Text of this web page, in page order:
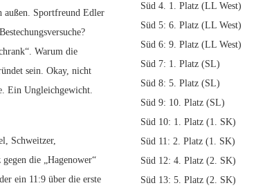
außen. Sportfreund Edler
Warum die
sein. Okay, nicht
Ein Ungleichgewicht.
Schweitzer,
die „Hagenower“
ein 11:9 über die erste
Süd 4. 1. Platz (LL West)
Süd 5: 6. Platz (LL West)
Süd 6: 9. Platz (LL West)
Süd 7: 1. Platz (SL)
Süd 8: 5. Platz (SL)
Süd 9: 10. Platz (SL)
Süd 10: 1. Platz (1. SK)
Süd 11: 2. Platz (1. SK)
Süd 12: 4. Platz (2. SK)
Süd 13: 5. Platz (2. SK)